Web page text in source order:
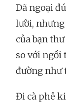
Dã ngoại
lười, nhưng
của bạn
so với ngồi
đường như
Đi cà phê